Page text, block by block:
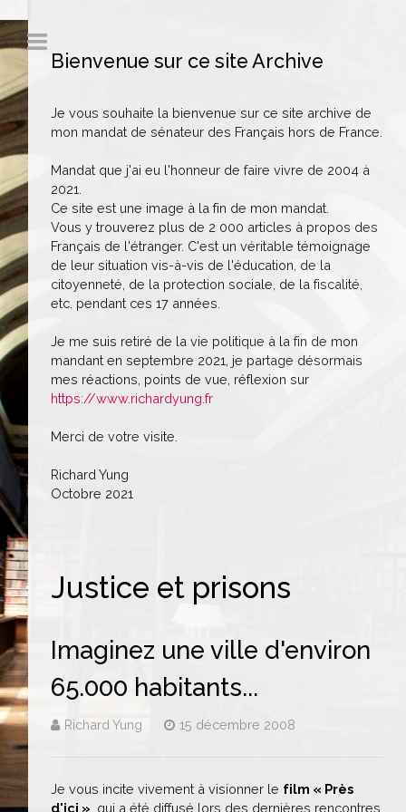
Bienvenue sur ce site Archive
Je vous souhaite la bienvenue sur ce site archive de
mon mandat de sénateur des Français hors de France.
Mandat que j'ai eu l'honneur de faire vivre de 2004 à
2021.
Ce site est une image à la fin de mon mandat.
Vous y trouverez plus de 2 000 articles à propos des
Français de l'étranger. C'est un véritable témoignage
de leur situation vis-à-vis de l'éducation, de la
citoyenneté, de la protection sociale, de la fiscalité,
etc. pendant ces 17 années.
Je me suis retiré de la vie politique à la fin de mon
mandant en septembre 2021, je partage désormais
mes réactions, points de vue, réflexion sur
https://www.richardyung.fr
Merci de votre visite.
Richard Yung
Octobre 2021
Justice et prisons
Imaginez une ville d'environ
65.000 habitants...
Richard Yung 15 décembre 2008
Je vous incite vivement à visionner le film « Près
d'ici » , qui a été diffusé lors des dernières rencontres